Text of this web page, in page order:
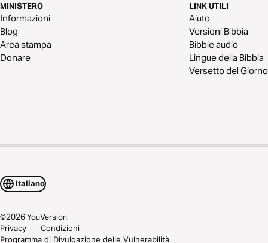
MINISTERO
Informazioni
Blog
Area stampa
Donare
LINK UTILI
Aiuto
Versioni Bibbia
Bibbie audio
Lingue della Bibbia
Versetto del Giorno
Italiano
©2026YouVersion
Privacy
Condizioni
Programma di Divulgazione delle Vulnerabilità